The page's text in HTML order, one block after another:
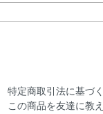
特定商取引法に基づ
この商品を友達に教